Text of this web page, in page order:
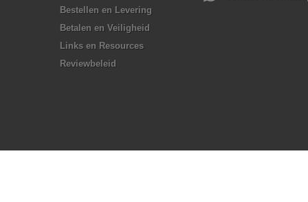
Bestellen en Levering
Betalen en Veiligheid
Links en Resources
Reviewbeleid